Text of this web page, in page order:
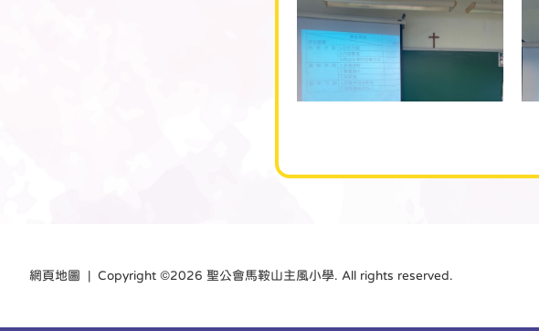
網頁地圖 | Copyright ©2026 聖公會馬鞍山主風小學. All rights reserved.